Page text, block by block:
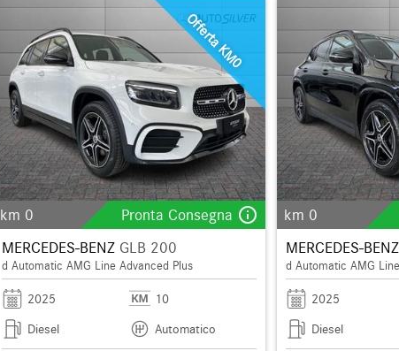
km 0 Pronta Consegna info_outline
Offerta KM0
MERCEDES-BENZGLB 200
d Automatic AMG Line Advanced Plus
2025
10
Diesel
Automatico
km 0
MERCEDES-BENZ
d Automatic AMG
2025
Diesel